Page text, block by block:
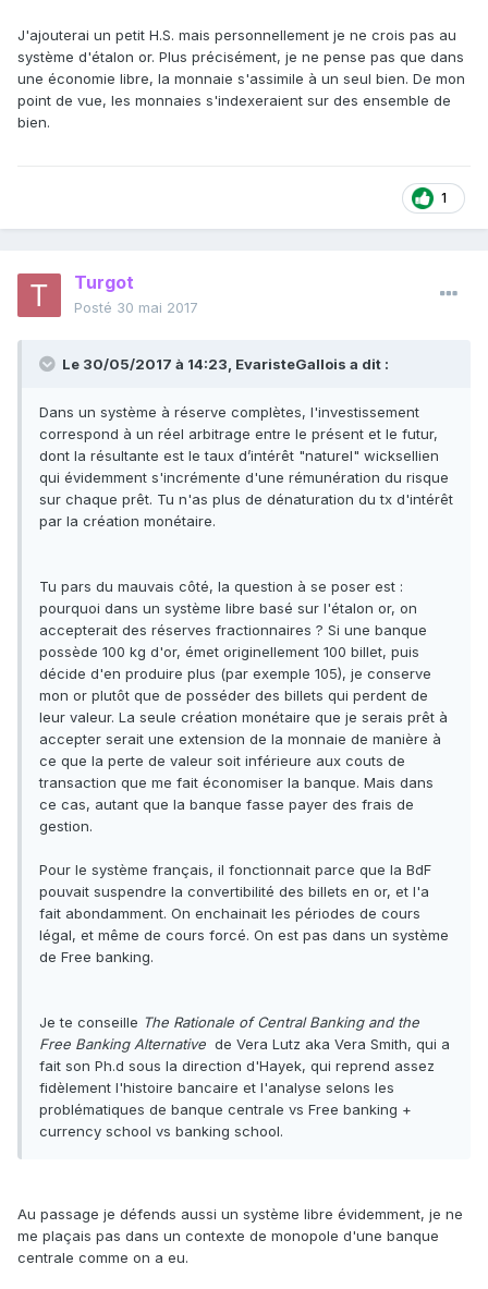
J'ajouterai un petit H.S. mais personnellement je ne crois pas au
système d'étalon or. Plus précisément, je ne pense pas que dans
une économie libre, la monnaie s'assimile à un seul bien. De mon
point de vue, les monnaies s'indexeraient sur des ensemble de
bien.
1
Turgot
Posté 30 mai 2017
Le 30/05/2017 à 14:23, EvaristeGallois a dit :
Dans un système à réserve complètes, l'investissement
correspond à un réel arbitrage entre le présent et le futur,
dont la résultante est le taux d’intérêt "naturel" wicksellien
qui évidemment s'incrémente d'une rémunération du risque
sur chaque prêt. Tu n'as plus de dénaturation du tx d'intérêt
par la création monétaire.
Tu pars du mauvais côté, la question à se poser est :
pourquoi dans un système libre basé sur l'étalon or, on
accepterait des réserves fractionnaires ? Si une banque
possède 100 kg d'or, émet originellement 100 billet, puis
décide d'en produire plus (par exemple 105), je conserve
mon or plutôt que de posséder des billets qui perdent de
leur valeur. La seule création monétaire que je serais prêt à
accepter serait une extension de la monnaie de manière à
ce que la perte de valeur soit inférieure aux couts de
transaction que me fait économiser la banque. Mais dans
ce cas, autant que la banque fasse payer des frais de
gestion.
Pour le système français, il fonctionnait parce que la BdF
pouvait suspendre la convertibilité des billets en or, et l'a
fait abondamment. On enchainait les périodes de cours
légal, et même de cours forcé. On est pas dans un système
de Free banking.
Je te conseille The Rationale of Central Banking and the
Free Banking Alternative de Vera Lutz aka Vera Smith, qui a
fait son Ph.d sous la direction d'Hayek, qui reprend assez
fidèlement l'histoire bancaire et l'analyse selons les
problématiques de banque centrale vs Free banking +
currency school vs banking school.
Au passage je défends aussi un système libre évidemment, je ne
me plaçais pas dans un contexte de monopole d'une banque
centrale comme on a eu.